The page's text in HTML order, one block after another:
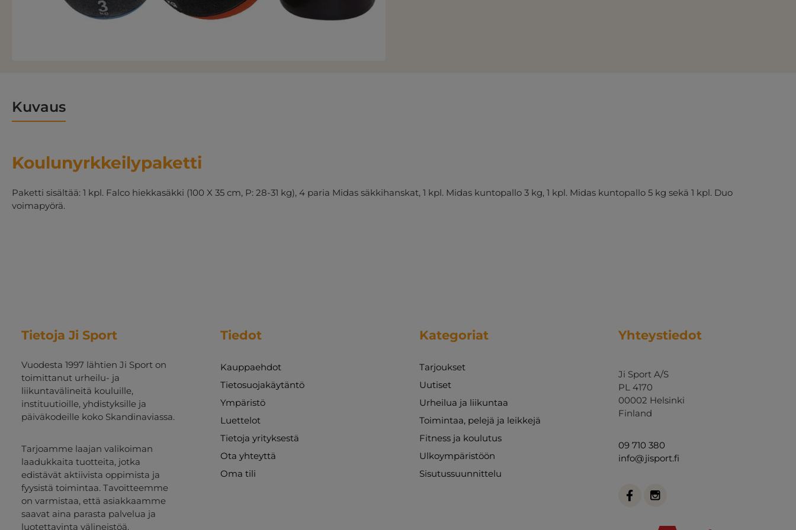
Kuvaus
Koulunyrkkeilypaketti
Paketti sisältää: 1 kpl. Falco hiekkasäkki (100 X 35 cm, P: 28-31 kg), 4 paria Midas säkkihanskat, 1 kpl. Midas kuntopallo 3 kg, 1 kpl. Midas kuntopallo 5 kg sekä 1 kpl. Duo
voimapyörä.
Tietoja Ji Sport
Vuodesta 1997 lähtien Ji Sport on
toimittanut urheilu- ja
liikuntavälineitä kouluille,
instituutioille, yhdistyksille ja
päiväkodeille koko Skandinaviassa.
Tarjoamme laajan valikoiman
laadukkaita tuotteita, jotka
edistävät aktiivista oppimista ja
fyysistä toimintaa. Tavoitteemme
on varmistaa, että asiakkaamme
saavat aina parasta palvelua ja
luotettavinta välineistöä.
Tiedot
Kauppaehdot
Tietosuojakäytäntö
Ympäristö
Luettelot
Tietoja yrityksestä
Ota yhteyttä
Oma tili
Kategoriat
Tarjoukset
Uutiset
Urheilua ja liikuntaa
Toimintaa, pelejä ja leikkejä
Fitness ja koulutus
Ulkoympäristöön
Sisutussuunnittelu
Yhteystiedot
Ji Sport A/S
PL 4170
00002 Helsinki
Finland
09 710 380
info@jisport.fi